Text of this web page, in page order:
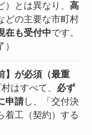
）とは異なり、高
どの主要な市町村
在も受付中です。
】が必須（最重
はすべて、 必ず
申請し、「交付決
着工（契約）する